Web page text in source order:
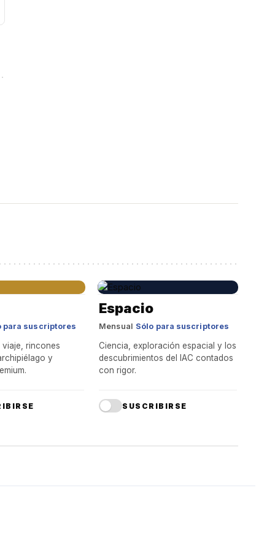
para suscriptores
viaje, rincones
y
Espacio
Mensual Sólo para suscriptores
Ciencia, exploración espacial y los
descubrimientos del IAC contados
con rigor.
SUSCRIBIRSE